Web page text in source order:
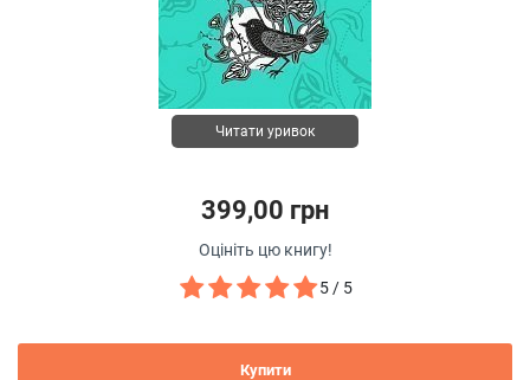
Читати уривок
399,00 грн
Оцініть цю книгу!
5 / 5
Купити